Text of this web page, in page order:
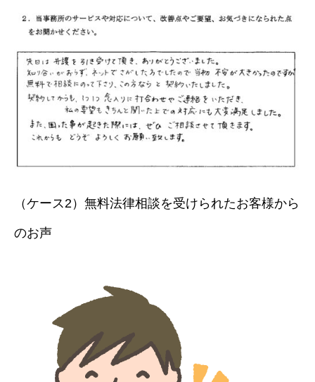
（ケース2）無料法律相談を受けられたお客様から
のお声